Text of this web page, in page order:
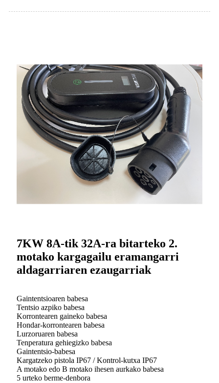
7KW 8A-tik 32A-ra bitarteko 2.
motako kargagailu eramangarri
aldagarriaren ezaugarriak
Gaintentsioaren babesa
Tentsio azpiko babesa
Korrontearen gaineko babesa
Hondar-korrontearen babesa
Lurzoruaren babesa
Tenperatura gehiegizko babesa
Gaintentsio-babesa
Kargatzeko pistola IP67 / Kontrol-kutxa IP67
A motako edo B motako ihesen aurkako babesa
5 urteko berme-denbora